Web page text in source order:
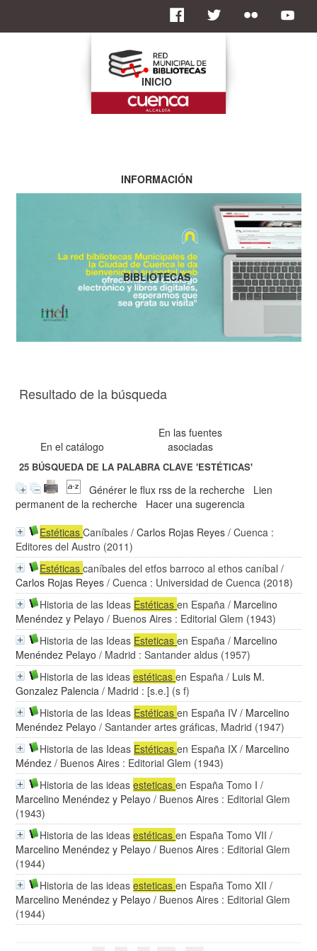
Resultado de la búsqueda
En el catálogo
En las fuentes
asociadas
25 BÚSQUEDA DE LA PALABRA CLAVE'ESTÉTICAS'
Générer le flux rss de la recherche
Lien
permanent de la recherche
Hacer una sugerencia
EstéticasCaníbales /Carlos Rojas Reyes / Cuenca :
Editores del Austro (2011)
Estéticascaníbales del etfos barroco al ethos caníbal /
Carlos Rojas Reyes / Cuenca : Universidad de Cuenca (2018)
Historia de las Ideas Estéticasen España / Marcelino
Menéndez y Pelayo / Buenos Aires : Editorial Glem (1943)
Historia de las Ideas Esteticasen España / Marcelino
Menéndez Pelayo / Madrid : Santander aldus (1957)
Historia de las ideasestéticasen España / Luis M.
Gonzalez Palencia / Madrid : [s.e.] (s f)
Historia de las Ideas Estéticasen España IV / Marcelino
Menéndez Pelayo / Santander artes gráficas, Madrid (1947)
Historia de las Ideas Estéticasen España IX / Marcelino
Méndez / Buenos Aires : Editorial Glem (1943)
Historia de las ideasesteticasen España Tomo I /
Marcelino Menéndez y Pelayo / Buenos Aires : Editorial Glem
(1943)
Historia de las ideasestéticasen España Tomo VII /
Marcelino Menéndez y Pelayo / Buenos Aires : Editorial Glem
(1944)
Historia de las ideasesteticasen España Tomo XII /
Marcelino Menéndez y Pelayo / Buenos Aires : Editorial Glem
(1944)
INICIO
INFORMACIÓN
BIBLIOTECAS